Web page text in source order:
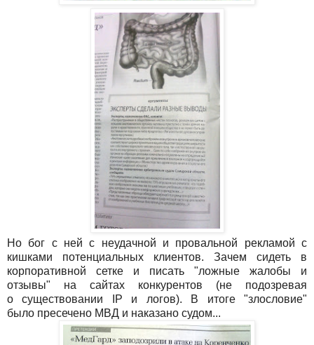
Но бог с ней с неудачной и провальной рекламой с
кишками потенциальных клиентов. Зачем сидеть в
корпоративной сетке и писать "ложные жалобы и
отзывы" на сайтах конкурентов (не подозревая
о существовании IP и логов). В итоге "злословие"
было пресечено МВД и наказано судом...